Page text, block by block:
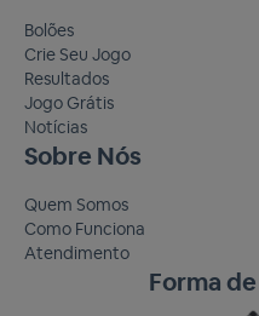
Bolões
Crie Seu Jogo
Resultados
Jogo Grátis
Notícias
Sobre Nós
Quem Somos
Como Funciona
Atendimento
Forma